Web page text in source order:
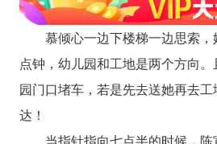
慕倾心一边下楼梯一边思索
点钟，幼儿园和工地是两个方向
园门口堵车，若是先去送她再去
达！
当指针指向七点半的时候，